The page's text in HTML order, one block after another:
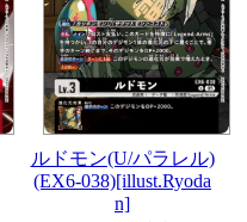
ルドモン(U/パラレル)
(EX6-038)[illust.Ryoda
n]